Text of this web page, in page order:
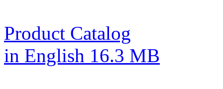
Product Catalog
in English 16.3 MB